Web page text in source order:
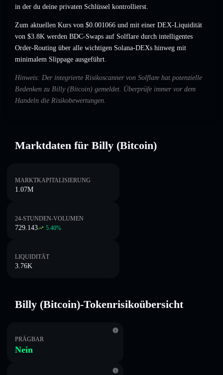
in der du deine privaten Schlüssel kontrollierst.
Zum aktuellen Kurs von $0.001066 und mit einer DEX-Liquidität
von $3.8K werden BDC-Swaps auf Solflare durch intelligentes
Order-Routing über alle wichtigen Solana-DEXs hinweg mit
minimalem Slippage ausgeführt.
Hinweis: Der integrierte Risikoscanner von Solflare hat potenzielle
Bedenken zu Billy (Bitcoin) gemeldet. Überprüfe immer vor dem
Handeln die Risikobewertungen.
Marktdaten für Billy (Bitcoin)
MARKTKAPITALISIERUNG
1.07M
24-STUNDEN-VOLUMEN
729.143 5.40%
LIQUIDITÄT
3.76K
Billy (Bitcoin)-Tokenrisikoübersicht
PRÄGBAR
Nein